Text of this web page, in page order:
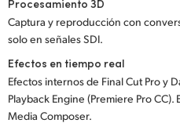
Procesamiento 3D
Captura y reproducción con
solo en señales SDI.
Efectos en tiempo real
Efectos internos de Final Cut Pro y
Playback Engine (Premiere Pro CC).
Media Composer.